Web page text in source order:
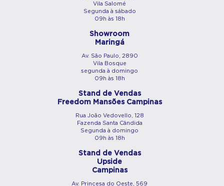
Vila Salomé
Segunda à sábado
09h às 18h
Showroom
Maringá
Av. São Paulo, 2890
Vila Bosque
segunda à domingo
09h às 18h
Stand de Vendas
Freedom Mansões Campinas
Rua João Vedovello, 128
Fazenda Santa Cândida
Segunda à domingo
09h às 18h
Stand de Vendas
Upside
Campinas
Av. Princesa do Oeste, 569